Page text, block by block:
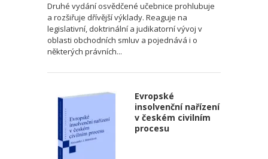
Druhé vydání osvědčené učebnice prohlubuje
a rozšiřuje dřívější výklady. Reaguje na
legislativní, doktrinální a judikatorní vývoj v
oblasti obchodních smluv a pojednává i o
některých právních...
Evropské
insolvenční nařízení
v českém civilním
procesu